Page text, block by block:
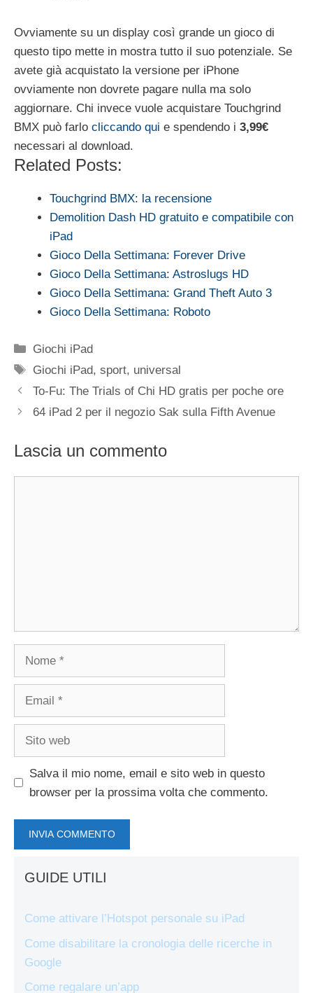
Ovviamente su un display così grande un gioco di
questo tipo mette in mostra tutto il suo potenziale. Se
avete già acquistato la versione per iPhone
ovviamente non dovrete pagare nulla ma solo
aggiornare. Chi invece vuole acquistare Touchgrind
BMX può farlo cliccando qui e spendendo i 3,99€
necessari al download.
Related Posts:
Touchgrind BMX: la recensione
Demolition Dash HD gratuito e compatibile con
iPad
Gioco Della Settimana: Forever Drive
Gioco Della Settimana: Astroslugs HD
Gioco Della Settimana: Grand Theft Auto 3
Gioco Della Settimana: Roboto
Categorie
Giochi iPad
Tag
Giochi iPad,sport, universal
To-Fu: The Trials of Chi HD gratis per poche ore
64 iPad 2 per il negozio Sak sulla Fifth Avenue
Lascia un commento
Salva il mio nome, email e sito web in questo
browser per la prossima volta che commento.
GUIDE UTILI
Come attivare l’Hotspot personale su iPad
Come disabilitare la cronologia delle ricerche in
Google
Come regalare un’app